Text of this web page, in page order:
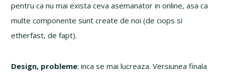
pentru ca nu mai exista ceva asemanator in online, asa ca
multe componente sunt create de noi (de ciops si
etherfast, de fapt).
Design, probleme: inca se mai lucreaza. Versiunea finala